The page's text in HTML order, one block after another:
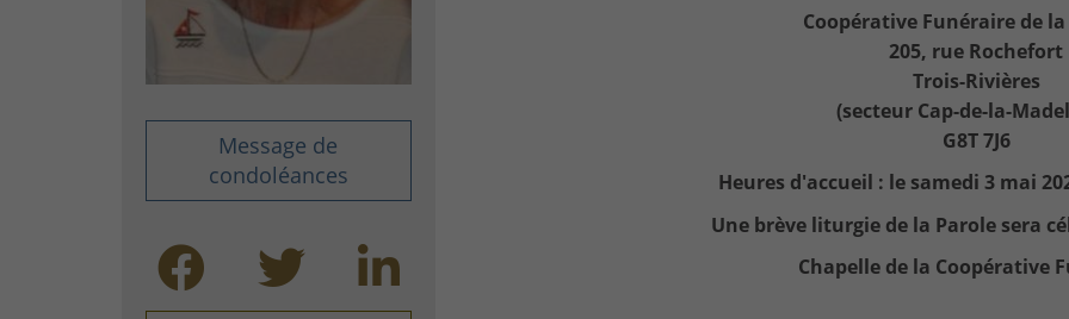
Message de
condoléances
Coopérative Funéraire de
205, rue Rochefort
Trois-Rivières
(secteur Cap-de-la-
G8T 7J6
Heures d'accueil : le samedi 3 mai
Une brève liturgie de la Parole sera
Chapelle de la Coopérative